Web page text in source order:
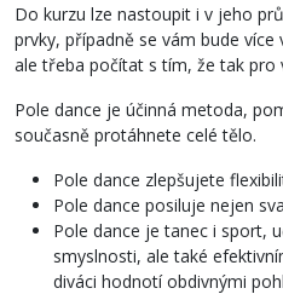
Do kurzu lze nastoupit i v jeho
prvky, případně se vám bude
ale třeba počítat s tím, že tak pro
Pole dance je účinná metoda,
současně protáhnete celé tělo.
Pole dance zlepšujete
Pole dance posiluje nejen
Pole dance je tanec i sport,
smyslnosti, ale také
diváci hodnotí obdivnými